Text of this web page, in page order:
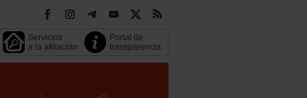
Servicios
a la afiliación
Portal de
transparencia